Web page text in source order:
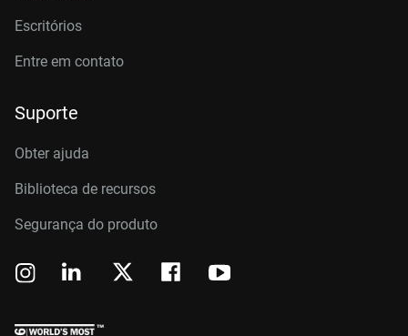
Escritórios
Entre em contato
Suporte
Obter ajuda
Biblioteca de recursos
Segurança do produto